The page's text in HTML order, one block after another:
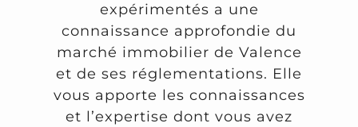
expérimentés a une
connaissance approfondie du
marché immobilier de Valence
et de ses réglementations. Elle
vous apporte les connaissances
et l’expertise dont vous avez